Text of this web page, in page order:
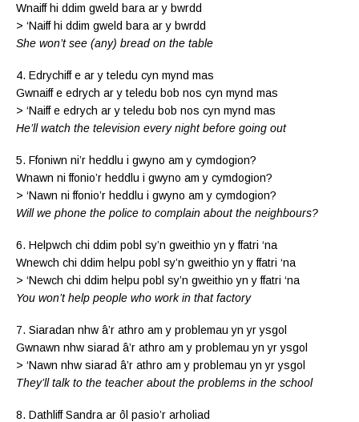
Wnaiff hi ddim gweld bara ar y bwrdd
> ‘Naiff hi ddim gweld bara ar y bwrdd
She won’t see (any) bread on the table
4. Edrychiff e ar y teledu cyn mynd mas
Gwnaiff e edrych ar y teledu bob nos cyn mynd mas
> ‘Naiff e edrych ar y teledu bob nos cyn mynd mas
He’ll watch the television every night before going out
5. Ffoniwn ni’r heddlu i gwyno am y cymdogion?
Wnawn ni ffonio’r heddlu i gwyno am y cymdogion?
> ‘Nawn ni ffonio’r heddlu i gwyno am y cymdogion?
Will we phone the police to complain about the neighbours?
6. Helpwch chi ddim pobl sy’n gweithio yn y ffatri ‘na
Wnewch chi ddim helpu pobl sy’n gweithio yn y ffatri ‘na
> ‘Newch chi ddim helpu pobl sy’n gweithio yn y ffatri ‘na
You won’t help people who work in that factory
7. Siaradan nhw â’r athro am y problemau yn yr ysgol
Gwnawn nhw siarad â’r athro am y problemau yn yr ysgol
> ‘Nawn nhw siarad â’r athro am y problemau yn yr ysgol
They’ll talk to the teacher about the problems in the school
8. Dathliff Sandra ar ôl pasio’r arholiad